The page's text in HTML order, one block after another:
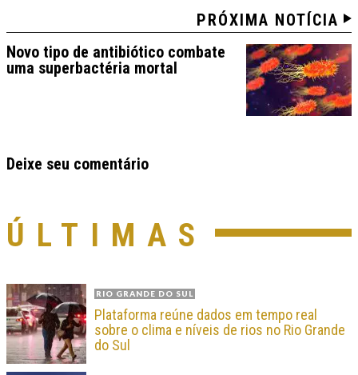
PRÓXIMA NOTÍCIA
Novo tipo de antibiótico combate
uma superbactéria mortal
Deixe seu comentário
ÚLTIMAS
RIO GRANDE DO SUL
Plataforma reúne dados em tempo real
sobre o clima e níveis de rios no Rio Grande
do Sul